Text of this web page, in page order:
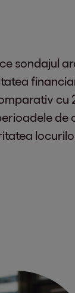
sondajul
cu
de